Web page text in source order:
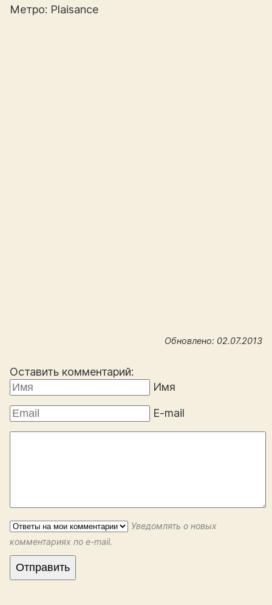
Метро: Plaisance
Обновлено: 02.07.2013
Оставить комментарий:
Имя
E-mail
Уведомлять о новых
комментариях по e-mail.